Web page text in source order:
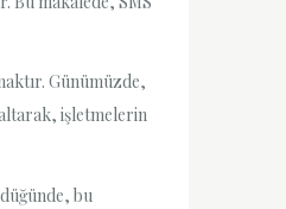
Günümüzde,
işletmelerin
bu